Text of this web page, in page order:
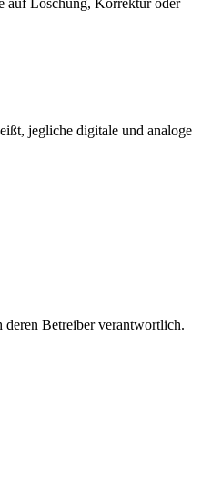
jegliche digitale und analoge
Betreiber verantwortlich.